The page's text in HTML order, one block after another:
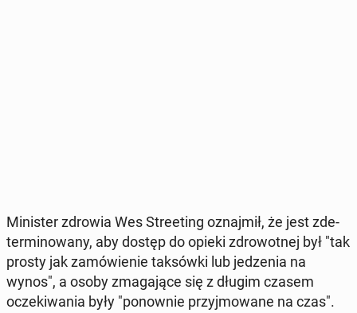
Mi­ni­ster zdrowia Wes Stre­eting oznaj­mił, że jest zde­
ter­mi­no­wa­ny, aby dostęp do opieki zdro­wot­nej był "tak
prosty jak za­mó­wie­nie tak­sów­ki lub je­dze­nia na
wynos", a osoby zma­ga­ją­ce się z długim czasem
ocze­ki­wa­nia były "po­now­nie przyj­mo­wa­ne na czas".